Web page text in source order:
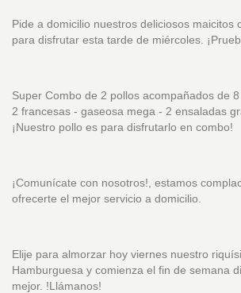
Pide a domicilio nuestros deliciosos maicitos
para disfrutar esta tarde de miércoles.
Super Combo de 2 pollos acompañados de
2 francesas - gaseosa mega - 2 ensaladas
¡Nuestro pollo es para disfrutarlo en combo!
¡Comunícate con nosotros!, estamos
ofrecerte el mejor servicio a domicilio.
Elije para almorzar hoy viernes nuestro
Hamburguesa y comienza el fin de semana
mejor. !Llámanos!